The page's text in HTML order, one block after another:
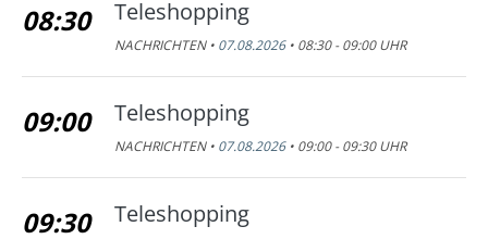
08:30 Teleshopping
NACHRICHTEN • 07.08.2026• 08:30 - 09:00 UHR
09:00 Teleshopping
NACHRICHTEN • 07.08.2026• 09:00 - 09:30 UHR
09:30 Teleshopping